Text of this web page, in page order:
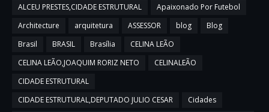
ALCEU PRESTES,CIDADE ESTRUTURAL
Apaixonado Por Futebol
Architecture
arquitetura ASSESSOR blog
Blog
Brasil
BRASIL Brasília
CELINA LEÃO
CELINA LEÃO,JOAQUIM RORIZ NETO
CELINALEÃO
CIDADE ESTRUTURAL
CIDADE ESTRUTURAL,DEPUTADO JULIO CESAR
Cidades